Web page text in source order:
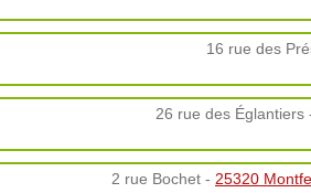
16 rue des
26 rue des Églantiers
2 rue Bochet - 25320